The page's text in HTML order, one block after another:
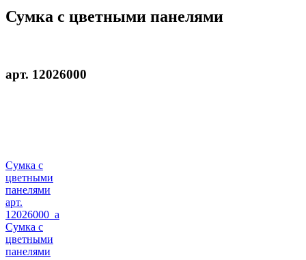
Сумка с цветными панелями
арт. 12026000
Сумка с
цветными
панелями
арт.
12026000_a
Сумка с
цветными
панелями